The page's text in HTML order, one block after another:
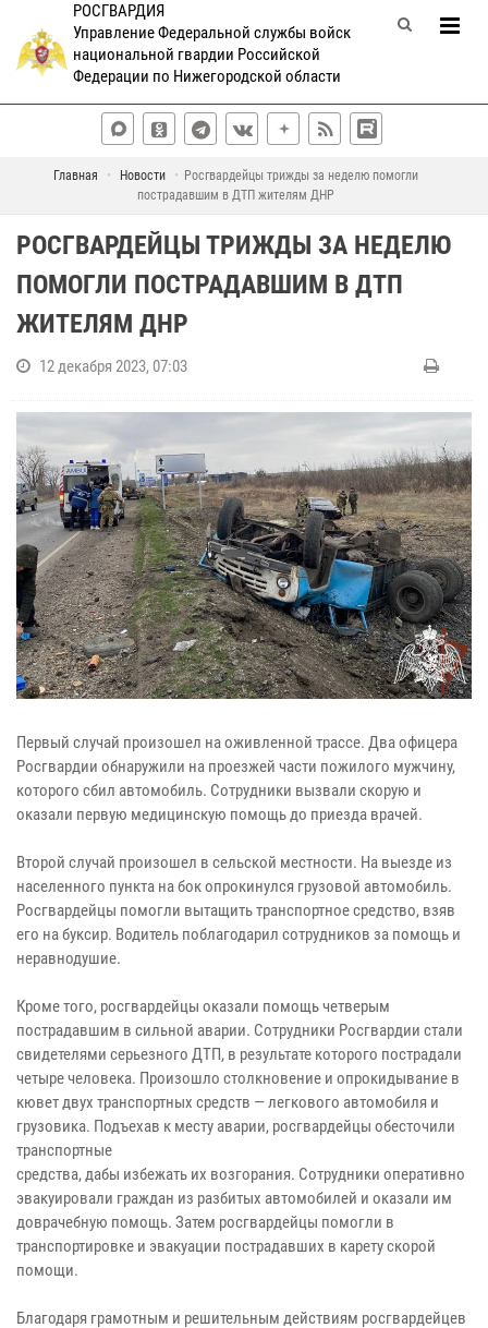
РОСГВАРДИЯ
Управление Федеральной службы войск
национальной гвардии Российской
Федерации по Нижегородской области
Главная Новости
Росгвардейцы трижды за неделю помогли
пострадавшим в ДТП жителям ДНР
РОСГВАРДЕЙЦЫ ТРИЖДЫ ЗА НЕДЕЛЮ
ПОМОГЛИ ПОСТРАДАВШИМ В ДТП
ЖИТЕЛЯМ ДНР
12 декабря 2023, 07:03
Первый случай произошел на оживленной трассе. Два офицера
Росгвардии обнаружили на проезжей части пожилого мужчину,
которого сбил автомобиль. Сотрудники вызвали скорую и
оказали первую медицинскую помощь до приезда врачей.
Второй случай произошел в сельской местности. На выезде из
населенного пункта на бок опрокинулся грузовой автомобиль.
Росгвардейцы помогли вытащить транспортное средство, взяв
его на буксир. Водитель поблагодарил сотрудников за помощь и
неравнодушие.
Кроме того, росгвардейцы оказали помощь четверым
пострадавшим в сильной аварии. Сотрудники Росгвардии стали
свидетелями серьезного ДТП, в результате которого пострадали
четыре человека. Произошло столкновение и опрокидывание в
кювет двух транспортных средств — легкового автомобиля и
грузовика. Подъехав к месту аварии, росгвардейцы обесточили
транспортные
средства, дабы избежать их возгорания. Сотрудники оперативно
эвакуировали граждан из разбитых автомобилей и оказали им
доврачебную помощь. Затем росгвардейцы помогли в
транспортировке и эвакуации пострадавших в карету скорой
помощи.
Благодаря грамотным и решительным действиям росгвардейцев